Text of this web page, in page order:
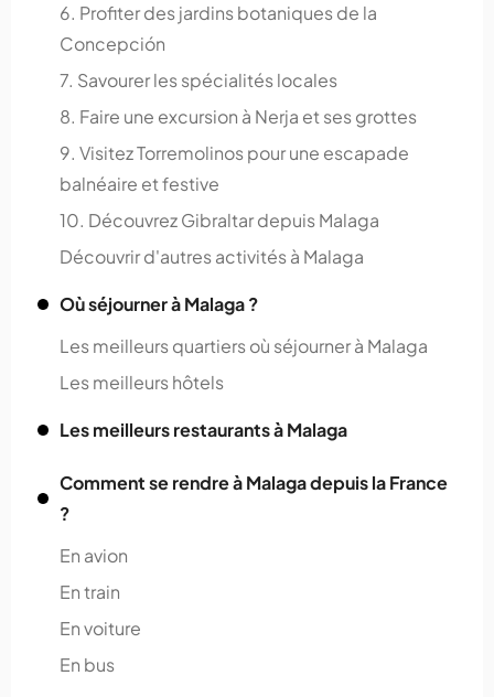
6. Profiter des jardins botaniques de la
Concepción
7. Savourer les spécialités locales
8. Faire une excursion à Nerja et ses grottes
9. Visitez Torremolinos pour une escapade
balnéaire et festive
10. Découvrez Gibraltar depuis Malaga
Découvrir d'autres activités à Malaga
Où séjourner à Malaga ?
Les meilleurs quartiers où séjourner à Malaga
Les meilleurs hôtels
Les meilleurs restaurants à Malaga
Comment se rendre à Malaga depuis la France
?
En avion
En train
En voiture
En bus